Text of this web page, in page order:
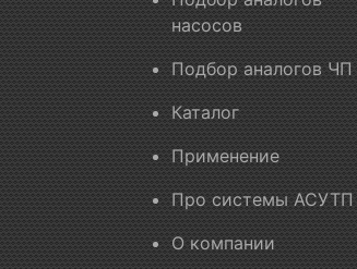
насосов
Подбор аналогов ЧП
Каталог
Применение
Про системы АСУТП
О компании